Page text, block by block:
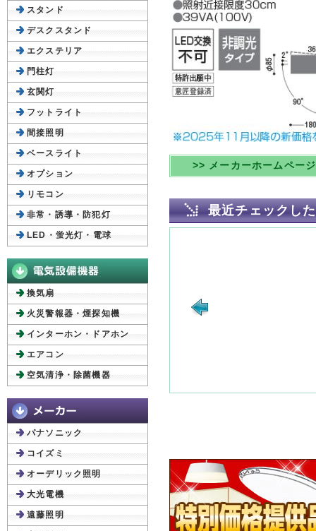
>> メーカーホームペー
最近チェックし
スタンド
デスクスタンド
エクステリア
門柱灯
玄関灯
フットライト
間接照明
ベースライト
オプション
リモコン
非常・誘導・防犯灯
LED・蛍光灯・電球
換気扇
火災警報器・煙探知機
インターホン・ドアホン
エアコン
空気清浄・除菌機器
パナソニック
コイズミ
オーデリック照明
大光電機
遠藤照明